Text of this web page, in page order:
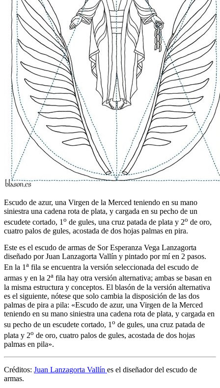
Escudo de azur, una Virgen de la Merced teniendo en su mano
siniestra una cadena rota de plata, y cargada en su pecho de un
escudete cortado, 1 o de gules, una cruz patada de plata y 2o de oro,
cuatro palos de gules, acostada de dos hojas palmas en pira.
Este es el escudo de armas de Sor Esperanza Vega Lanzagorta
diseñado por Juan Lanzagorta Vallín y pintado por mí en 2 pasos.
En la 1a fila se encuentra la versión seleccionada del escudo de
armas y en la 2a fila hay otra versión alternativa; ambas se basan en
la misma estructura y conceptos. El blasón de la versión alternativa
es el siguiente, nótese que solo cambia la disposición de las dos
palmas de pira a pila: «Escudo de azur, una Virgen de la Merced
teniendo en su mano siniestra una cadena rota de plata, y cargada en
su pecho de un escudete cortado, 1 o de gules, una cruz patada de
plata y 2o de oro, cuatro palos de gules, acostada de dos hojas
palmas en pila».
Créditos: Juan Lanzagorta Vallín es el diseñador del escudo de
armas.